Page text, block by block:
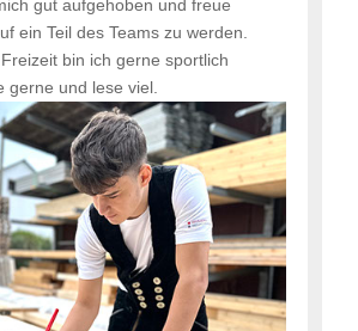
gut aufgehoben und freue
ein Teil des Teams zu werden.
bin ich gerne sportlich
gerne und lese viel.